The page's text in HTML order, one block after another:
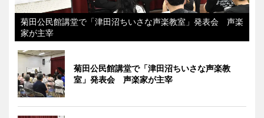
菊田公民館講堂で「津田沼ちいさな声楽教室」発表会 声楽
家が主宰
菊田公民館講堂で「津田沼ちいさな声楽教
室」発表会 声楽家が主宰